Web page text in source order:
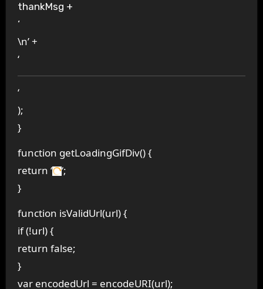
thankMsg +
‘
\n’ +
‘
‘
);
}
function getLoadingGifDiv() {
return ‘
‘;
}
function isValidUrl(url) {
if (!url) {
return false;
}
var encodedUrl = encodeURI(url);